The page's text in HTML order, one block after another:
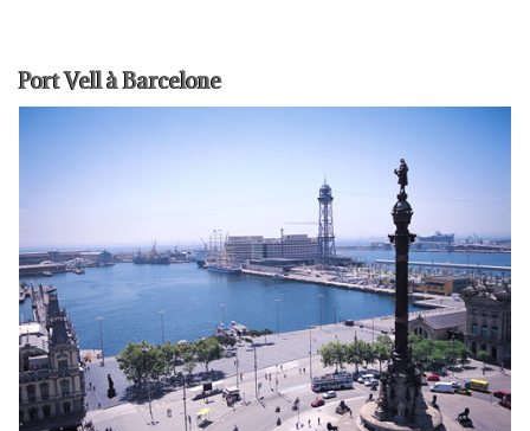
Port Vell à Barcelone